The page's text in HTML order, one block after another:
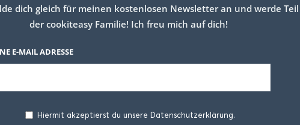
dich gleich für meinen kostenlosen Newsletter an und werde Teil
der cookiteasy Familie! Ich freu mich auf dich!
E-MAIL ADRESSE
Hiermit akzeptierst du unsere Datenschutzerklärung.